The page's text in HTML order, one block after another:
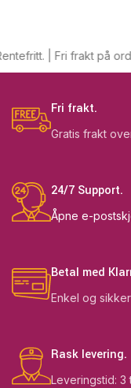
| Fri frakt på ordre
Fri frakt.
Gratis frakt
24/7 Support.
Åpne e-
Betal med
Enkel og
Rask levering.
Leveringstid: 3